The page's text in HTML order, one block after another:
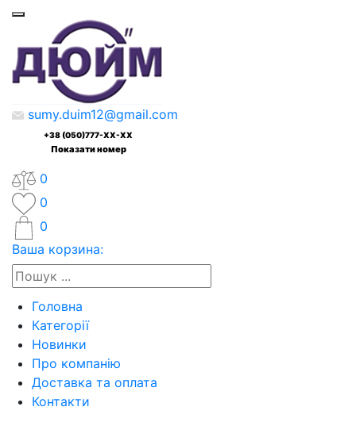
sumy.duim12@gmail.com
+38 (050)777-XX-XX
Показати номер
0
0
0
Ваша корзина:
Головна
Категорії
Новинки
Про компанію
Доставка та оплата
Контакти